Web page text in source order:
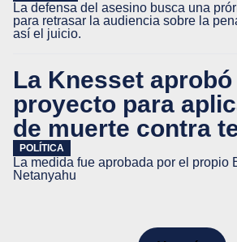
La defensa del asesino busca una
para retrasar la audiencia sobre la
así el juicio.
La Knesset aprobó
proyecto para
de muerte contra
POLÍTICA
La medida fue aprobada por el propio
Netanyahu